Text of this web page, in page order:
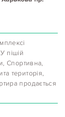
пішій
Спортивна,
територія,
продається